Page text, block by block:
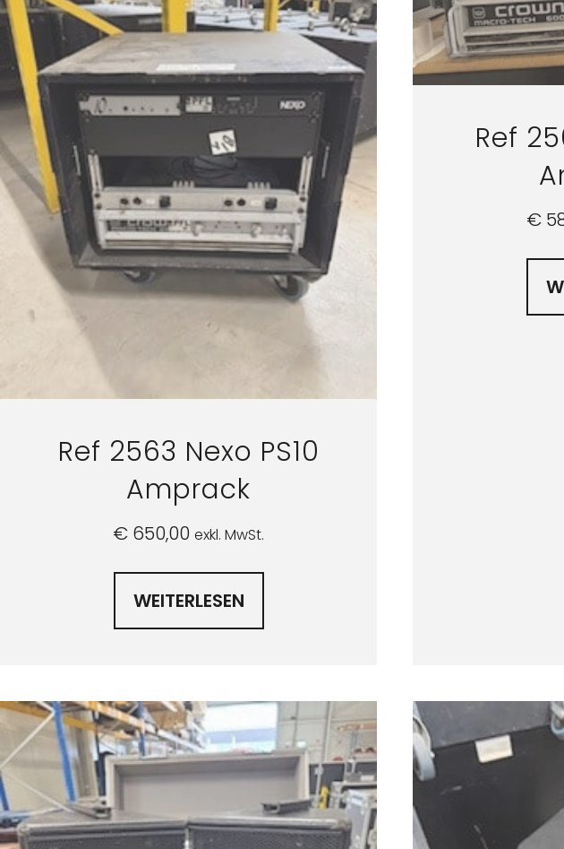
Ref 2563 Nexo PS10
Amprack
€ 650,00 exkl. MwSt.
WEITERLESEN
Ref
€